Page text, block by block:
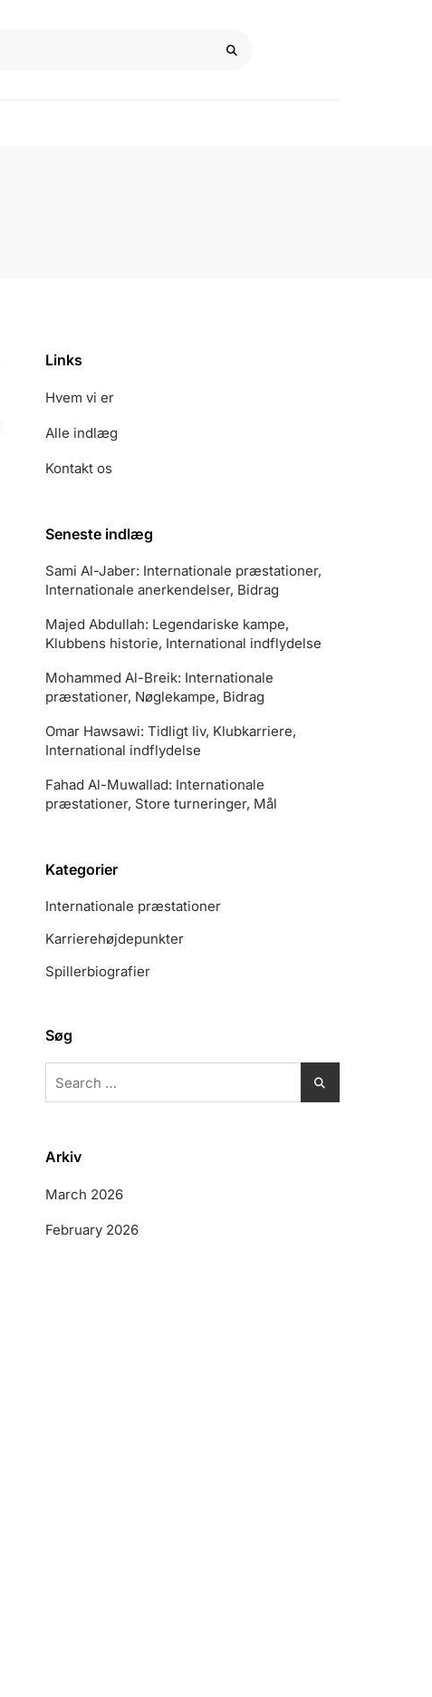
Links
Hvem vi er
Alle indlæg
Kontakt os
Seneste indlæg
Sami Al-Jaber: Internationale præstationer,
Internationale anerkendelser, Bidrag
Majed Abdullah: Legendariske kampe,
Klubbens historie, International indflydelse
Mohammed Al-Breik: Internationale
præstationer, Nøglekampe, Bidrag
Omar Hawsawi: Tidligt liv, Klubkarriere,
International indflydelse
Fahad Al-Muwallad: Internationale
præstationer, Store turneringer, Mål
Kategorier
Internationale præstationer
Karrierehøjdepunkter
Spillerbiografier
Søg
for:
Arkiv
March 2026
February 2026